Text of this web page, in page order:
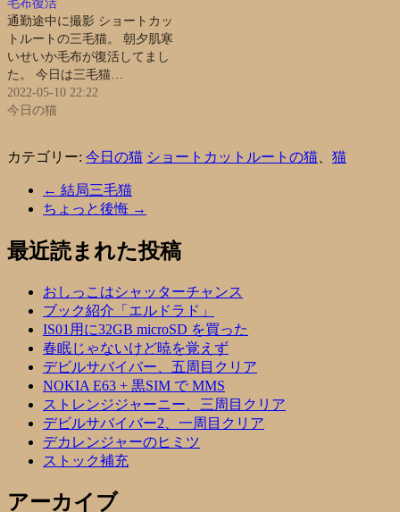
毛布復活
通勤途中に撮影 ショートカッ
トルートの三毛猫。 朝夕肌寒
いせいか毛布が復活してまし
た。 今日は三毛猫…
2022-05-10 22:22
今日の猫
カテゴリー: 今日の猫 ショートカットルートの猫 猫
← 結局三毛猫
ちょっと後悔 →
最近読まれた投稿
おしっこはシャッターチャンス
ブック紹介「エルドラド」
IS01用に32GB microSD を買った
春眠じゃないけど暁を覚えず
デビルサバイバー、五周目クリア
NOKIA E63 + 黒SIM で MMS
ストレンジジャーニー、三周目クリア
デビルサバイバー2、一周目クリア
デカレンジャーのヒミツ
ストック補充
アーカイブ